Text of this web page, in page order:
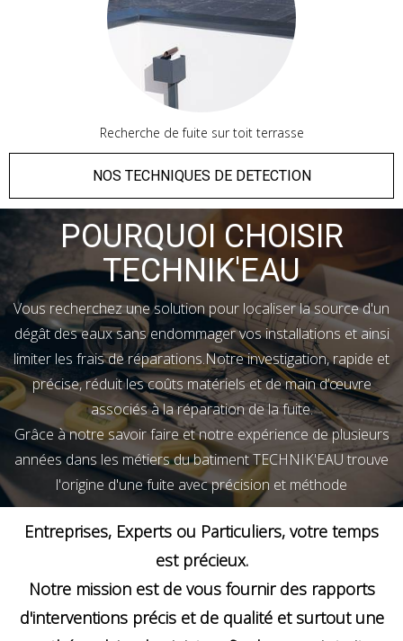
Recherche de fuite sur toit terrasse
NOS TECHNIQUES DE DETECTION
POURQUOI CHOISIR
TECHNIK'EAU
Vous recherchez une solution pour localiser la source d'un
dégât des eaux sans endommager vos installations et ainsi
limiter les frais de réparations.Notre investigation, rapide et
précise, réduit les coûts matériels et de main d’œuvre
associés à la réparation de la fuite.
Grâce à notre savoir faire et notre expérience de plusieurs
années dans les métiers du batiment TECHNIK'EAU trouve
l'origine d'une fuite avec précision et méthode
Entreprises, Experts ou Particuliers, votre temps
est précieux.
Notre mission est de vous fournir des rapports
d'interventions précis et de qualité et surtout une